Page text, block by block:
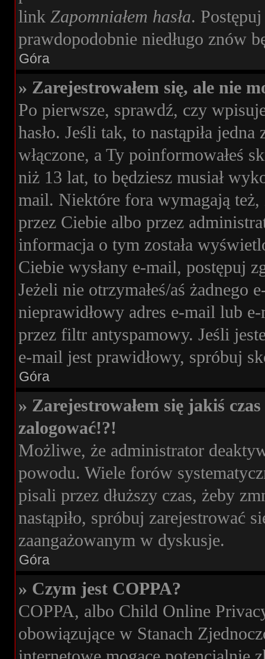
link Zapomniałem hasła.
prawdopodobnie niedługo znów
Góra
» Zarejestrowałem się, ale nie
Po pierwsze, sprawdź, czy
hasło. Jeśli tak, to nastąpiła
włączone, a Ty poinformowałeś
niż 13 lat, to będziesz musiał
mail. Niektóre fora wymagają
przez Ciebie albo przez
informacja o tym została
Ciebie wysłany e-mail, postępuj
Jeżeli nie otrzymałeś/aś żadnego
nieprawidłowy adres e-mail lub
przez filtr antyspamowy. Jeśli
e-mail jest prawidłowy, spróbuj
Góra
» Zarejestrowałem się jakiś
zalogować!?!
Możliwe, że administrator
powodu. Wiele forów
pisali przez dłuższy czas, żeby
nastąpiło, spróbuj zarejestrować
zaangażowanym w dyskusje.
Góra
» Czym jest COPPA?
COPPA, albo Child Online
obowiązujące w Stanach